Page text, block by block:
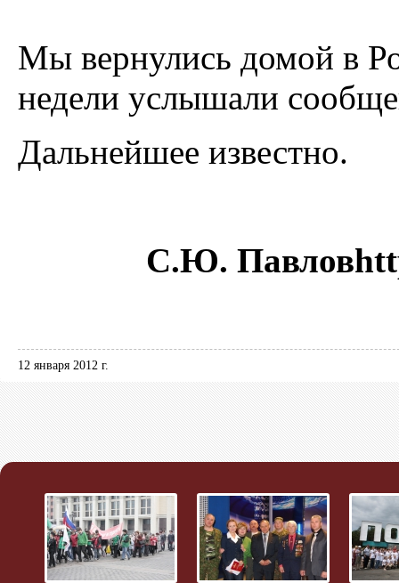
Мы вернулись домой в
недели услышали
Дальнейшее известно.
С.Ю.
12 января 2012 г.